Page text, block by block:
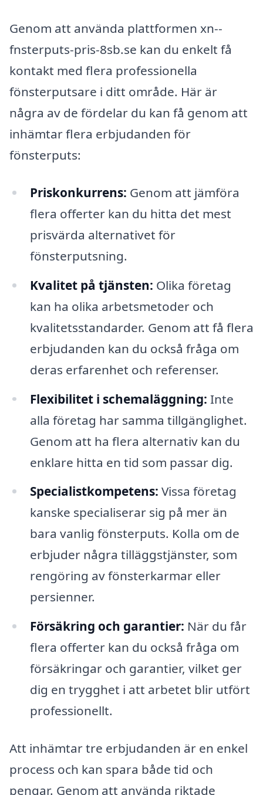
Genom att använda plattformen xn--
fnsterputs-pris-8sb.se kan du enkelt få
kontakt med flera professionella
fönsterputsare i ditt område. Här är
några av de fördelar du kan få genom att
inhämtar flera erbjudanden för
fönsterputs:
Priskonkurrens: Genom att jämföra
flera offerter kan du hitta det mest
prisvärda alternativet för
fönsterputsning.
Kvalitet på tjänsten: Olika företag
kan ha olika arbetsmetoder och
kvalitetsstandarder. Genom att få flera
erbjudanden kan du också fråga om
deras erfarenhet och referenser.
Flexibilitet i schemaläggning: Inte
alla företag har samma tillgänglighet.
Genom att ha flera alternativ kan du
enklare hitta en tid som passar dig.
Specialistkompetens: Vissa företag
kanske specialiserar sig på mer än
bara vanlig fönsterputs. Kolla om de
erbjuder några tilläggstjänster, som
rengöring av fönsterkarmar eller
persienner.
Försäkring och garantier: När du får
flera offerter kan du också fråga om
försäkringar och garantier, vilket ger
dig en trygghet i att arbetet blir utfört
professionellt.
Att inhämtar tre erbjudanden är en enkel
process och kan spara både tid och
pengar. Genom att använda riktade